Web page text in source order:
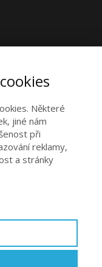
Některé
jiné nám
při
reklamy,
a stránky